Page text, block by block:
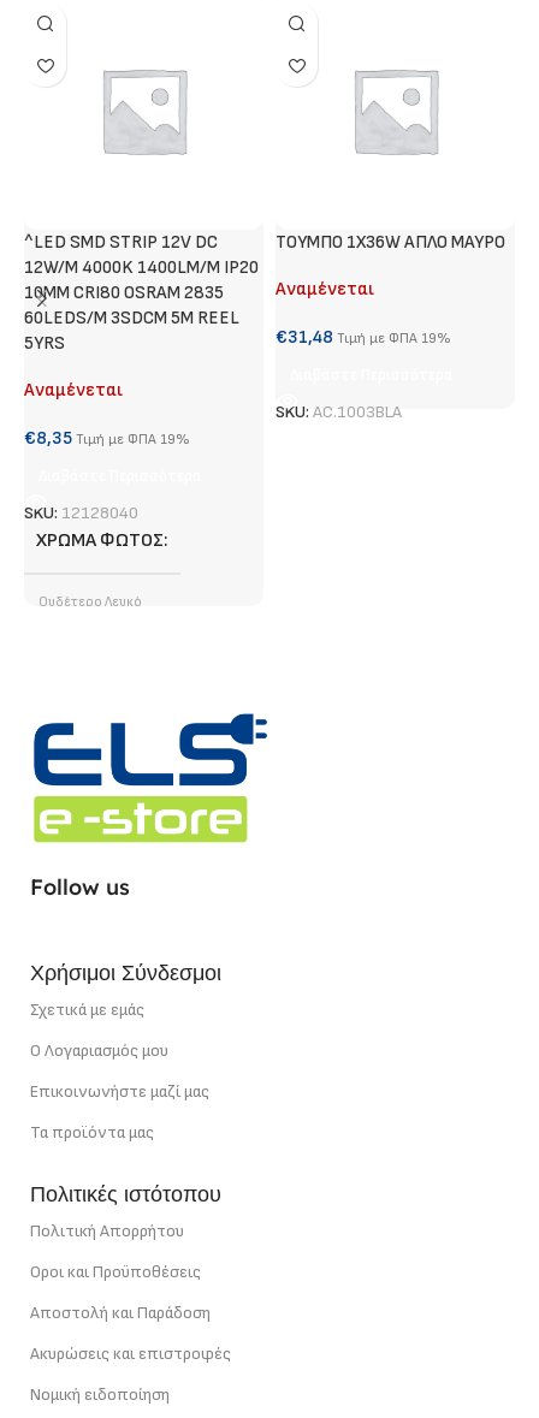
^LED SMD STRIP 12V DC
12W/M 4000K 1400LM/M IP20
10MM CRI80 OSRAM 2835
60LEDS/M 3SDCM 5M REEL
5YRS
Αναμένεται
€8,35 Τιμή με ΦΠΑ 19%
SKU: 12128040
ΧΡΏΜΑ ΦΩΤΌΣ
Ουδέτερο Λευκό
1400 lm/ m
ΤΎΠΟΣ LED CHIP SMD
ΤΟΥΜΠΟ 1Χ36W ΑΠΛΟ ΜΑΥΡΟ
Αναμένεται
€31,48 Τιμή με ΦΠΑ 19%
SKU: AC.1003BLA
Follow us
Χρήσιμοι Σύνδεσμοι
Σχετικά με εμάς
Ο Λογαριασμός μου
Επικοινωνήστε μαζί μας
Τα προϊόντα μας
Πολιτικές ιστότοπου
Πολιτική Απορρήτου
Οροι και Προϋποθέσεις
Αποστολή και Παράδοση
Ακυρώσεις και επιστροφές
Νομική ειδοποίηση